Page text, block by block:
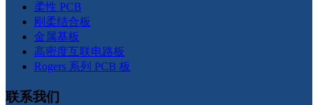
柔性 PCB
刚柔结合板
金属基板
高密度互联电路板
Rogers 系列 PCB 板
联系我们